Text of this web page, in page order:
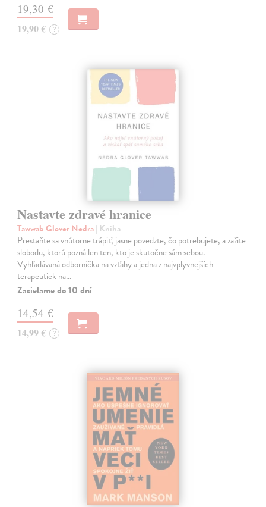
19,30 €
19,90 € ?
Nastavte zdravé hranice
Tawwab Glover Nedra| Kniha
Prestaňte sa vnútorne trápiť, jasne povedzte, čo potrebujete, a zažite
slobodu, ktorú pozná len ten, kto je skutočne sám sebou.
Vyhľadávaná odborníčka na vzťahy a jedna z najvplyvnejších
terapeutiek na…
Zasielame do 10 dní
14,54 €
14,99 € ?